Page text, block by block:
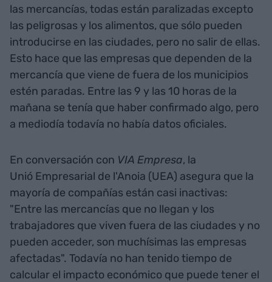
las mercancías, todas están paralizadas excepto
las peligrosas y los alimentos, que sólo pueden
introducirse en las ciudades, pero no salir de ellas.
Esto hace que las empresas que dependen de la
mercancía que viene de fuera de los municipios
estén paradas. Entre las 9 y las 10 horas de la
mañana se tenía que haber confirmado algo, pero
a mediodía todavía no había datos oficiales.
En conversación con VIA Empresa, la
Unió Empresarial de l'Anoia (UEA) asegura que la
mayoría de compañías están casi inactivas:
"Entre las mercancías que no llegan y los
trabajadores que viven fuera de las ciudades y no
pueden acceder, son muchísimas las empresas
afectadas". Todavía no han tenido tiempo de
calcular el impacto económico que puede tener el